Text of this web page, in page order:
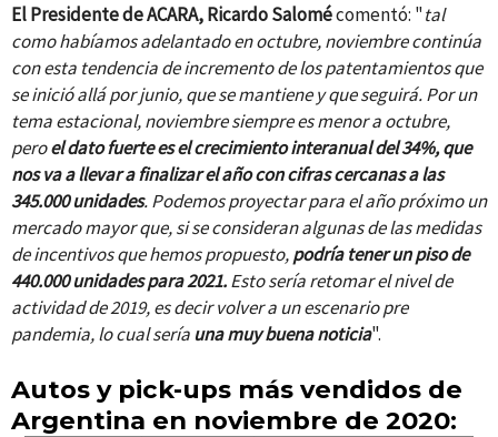
El Presidente de ACARA, Ricardo Salomécomentó: "tal
como habíamos adelantado en octubre, noviembre continúa
con esta tendencia de incremento de los patentamientos que
se inició allá por junio, que se mantiene y que seguirá. Por un
tema estacional, noviembre siempre es menor a octubre,
peroel dato fuerte es el crecimiento interanual del 34%, que
nos va a llevar a finalizar el año con cifras cercanas a las
345.000 unidades. Podemos proyectar para el año próximo un
mercado mayor que, si se consideran algunas de las medidas
de incentivos que hemos propuesto,podría tener un piso de
440.000 unidades para 2021.Esto sería retomar el nivel de
actividad de 2019, es decir volver a un escenario pre
pandemia, lo cual sería una muy buena noticia".
Autos y pick-ups más vendidos de
Argentina en noviembre de 2020: